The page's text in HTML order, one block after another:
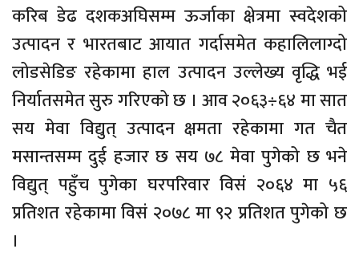
करिब डेढ दशकअघिसम्म ऊर्जाका क्षेत्रमा स्वदेशको
उत्पादन र भारतबाट आयात गर्दासमेत कहालिलाग्दो
लोडसेडिङ रहेकामा हाल उत्पादन उल्लेख्य वृद्धि भई
निर्यातसमेत सुरु गरिएको छ । आव २०६३÷६४ मा सात
सय मेवा विद्युत् उत्पादन क्षमता रहेकामा गत चैत
मसान्तसम्म दुई हजार छ सय ७८ मेवा पुगेको छ भने
विद्युत् पहुँच पुगेका घरपरिवार विसं २०६४ मा ५६
प्रतिशत रहेकामा विसं २०७८ मा ९२ प्रतिशत पुगेको छ
।